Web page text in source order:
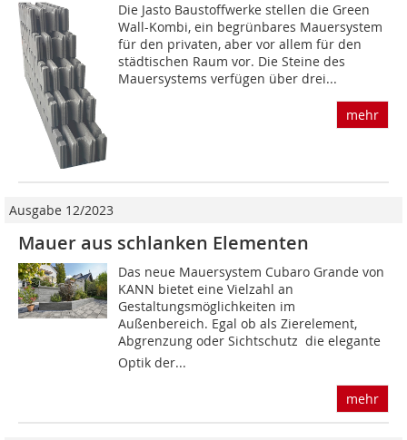
Die Jasto Baustoffwerke stellen die Green
Wall-Kombi, ein begrünbares Mauersystem
für den privaten, aber vor allem für den
städtischen Raum vor. Die Steine des
Mauersystems verfügen über drei...
mehr
Ausgabe 12/2023
Mauer aus schlanken Elementen
Das neue Mauersystem Cubaro Grande von
KANN bietet eine Vielzahl an
Gestaltungsmöglichkeiten im
Außenbereich. Egal ob als Zierelement,
Abgrenzung oder Sichtschutz  die elegante
Optik der...
mehr